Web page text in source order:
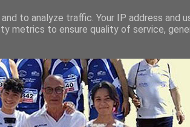
to analyze traffic. Your IP address and
metrics to ensure quality of service,